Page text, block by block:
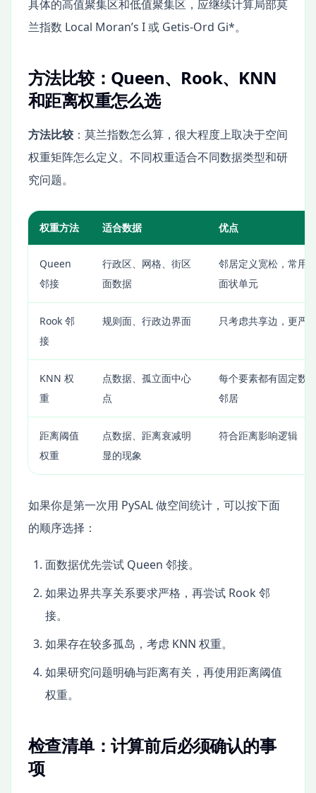
具体的高值聚集区和低值聚集区，应继续计算局部莫
兰指数 Local Moran’s I 或 Getis-Ord Gi*。
方法比较：Queen、Rook、KNN
和距离权重怎么选
方法比较 ：莫兰指数怎么算，很大程度上取决于空间
权重矩阵怎么定义。不同权重适合不同数据类型和研
究问题。
权重方法 适合数据 优点
Queen
邻接
行政区、网格、街区
面数据
邻居定义宽松，常用
面状单元
Rook 邻
接
规则面、行政边界面 只考虑共享边，更严
KNN 权
重
点数据、孤立面中心
点
每个要素都有固定数
邻居
距离阈值
权重
点数据、距离衰减明
显的现象
符合距离影响逻辑
如果你是第一次用 PySAL 做空间统计，可以按下面
的顺序选择：
面数据优先尝试 Queen 邻接。
如果边界共享关系要求严格，再尝试 Rook 邻
接。
如果存在较多孤岛，考虑 KNN 权重。
如果研究问题明确与距离有关，再使用距离阈值
权重。
检查清单：计算前后必须确认的事
项